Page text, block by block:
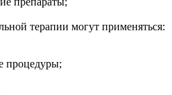
терапии могут применяться:
процедуры;